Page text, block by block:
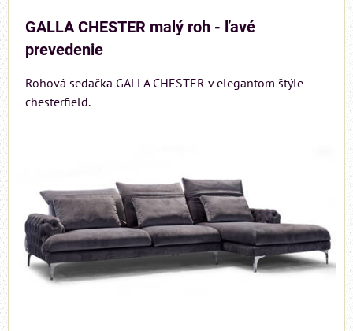
GALLA CHESTER malý roh - ľavé
prevedenie
Rohová sedačka GALLA CHESTER v elegantom štýle
chesterfield.